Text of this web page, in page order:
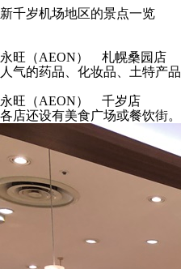
新千岁机场地区的景点一览
永旺（AEON） 札幌桑园店
人气的药品、化妆品、土特产品
永旺（AEON） 千岁店
各店还设有美食广场或餐饮街